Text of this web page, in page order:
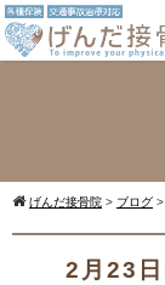
げんだ接骨院 > ブログ >
2月23日